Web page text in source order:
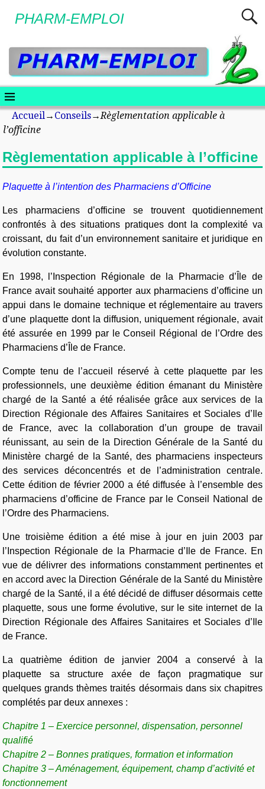
PHARM-EMPLOI
Accueil → Conseils→ Règlementation applicable à
l’officine
Règlementation applicable à l’officine
Plaquette à l’intention des Pharmaciens d’Officine
Les pharmaciens d’officine se trouvent quotidiennement
confrontés à des situations pratiques dont la complexité va
croissant, du fait d’un environnement sanitaire et juridique en
évolution constante.
En 1998, l’Inspection Régionale de la Pharmacie d’Île de
France avait souhaité apporter aux pharmaciens d’officine un
appui dans le domaine technique et réglementaire au travers
d’une plaquette dont la diffusion, uniquement régionale, avait
été assurée en 1999 par le Conseil Régional de l’Ordre des
Pharmaciens d’Île de France.
Compte tenu de l’accueil réservé à cette plaquette par les
professionnels, une deuxième édition émanant du Ministère
chargé de la Santé a été réalisée grâce aux services de la
Direction Régionale des Affaires Sanitaires et Sociales d’Ile
de France, avec la collaboration d’un groupe de travail
réunissant, au sein de la Direction Générale de la Santé du
Ministère chargé de la Santé, des pharmaciens inspecteurs
des services déconcentrés et de l’administration centrale.
Cette édition de février 2000 a été diffusée à l’ensemble des
pharmaciens d’officine de France par le Conseil National de
l’Ordre des Pharmaciens.
Une troisième édition a été mise à jour en juin 2003 par
l’Inspection Régionale de la Pharmacie d’Ile de France. En
vue de délivrer des informations constamment pertinentes et
en accord avec la Direction Générale de la Santé du Ministère
chargé de la Santé, il a été décidé de diffuser désormais cette
plaquette, sous une forme évolutive, sur le site internet de la
Direction Régionale des Affaires Sanitaires et Sociales d’Ile
de France.
La quatrième édition de janvier 2004 a conservé à la
plaquette sa structure axée de façon pragmatique sur
quelques grands thèmes traités désormais dans six chapitres
complétés par deux annexes :
Chapitre 1 – Exercice personnel, dispensation, personnel
qualifié
Chapitre 2 – Bonnes pratiques, formation et information
Chapitre 3 – Aménagement, équipement, champ d’activité et
fonctionnement